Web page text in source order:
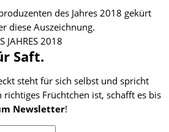
des Jahres 2018 gekürt
diese Auszeichnung.
JAHRES 2018
Saft.
steht für sich selbst und spricht
Früchtchen ist, schafft es bis
Newsletter!